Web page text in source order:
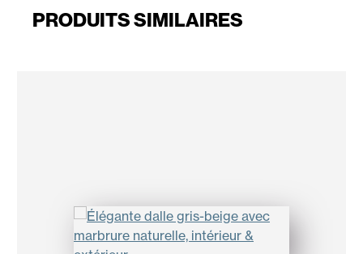
PRODUITS SIMILAIRES